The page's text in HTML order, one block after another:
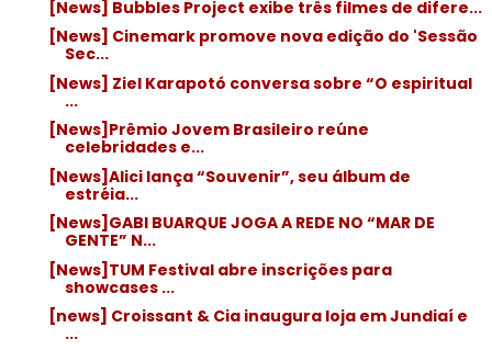
[News] Bubbles Project exibe três filmes de difere...
[News] Cinemark promove nova edição do 'Sessão
Sec...
[News] Ziel Karapotó conversa sobre “O espiritual
...
[News]Prêmio Jovem Brasileiro reúne
celebridades e...
[News]Alici lança “Souvenir”, seu álbum de
estréia...
[News]GABI BUARQUE JOGA A REDE NO “MAR DE
GENTE” N...
[News]TUM Festival abre inscrições para
showcases ...
[news] Croissant & Cia inaugura loja em Jundiaí e
...